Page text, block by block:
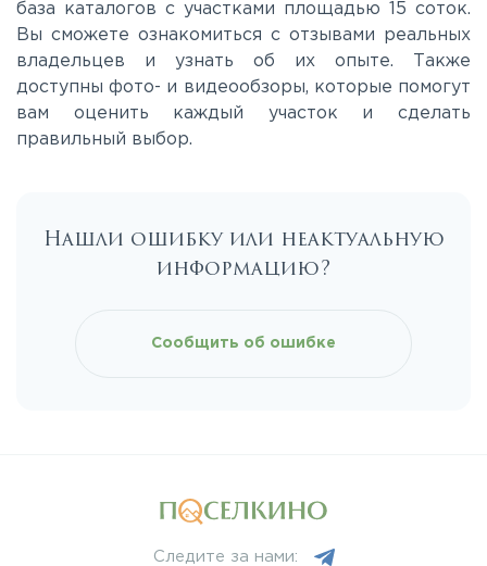
база каталогов с участками площадью 15 соток.
Вы сможете ознакомиться с отзывами реальных
владельцев и узнать об их опыте. Также
доступны фото- и видеообзоры, которые помогут
вам оценить каждый участок и сделать
правильный выбор.
Нашли ошибку или неактуальную
информацию?
Сообщить об ошибке
Следите за нами: